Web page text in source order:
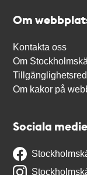
Om
Kontakta oss
Om
Om kakor på
Sociala